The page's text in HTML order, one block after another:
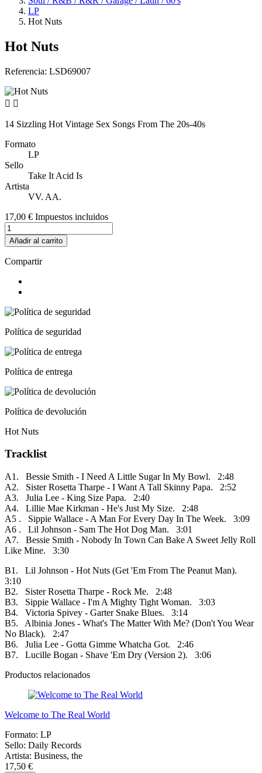
LP
Hot Nuts
Hot Nuts
Referencia: LSD69007
 
14 Sizzling Hot Vintage Sex Songs From The 20s-40s
Formato
LP
Sello
Take It Acid Is
Artista
VV. AA.
17,00 € Impuestos incluidos
Añadir al carrito
Compartir
Política de seguridad
Política de entrega
Política de devolución
Hot Nuts
Tracklist
A1. Bessie Smith - I Need A Little Sugar In My Bowl. 2:48
A2. Sister Rosetta Tharpe - I Want A Tall Skinny Papa. 2:52
A3. Julia Lee - King Size Papa. 2:40
A4. Lillie Mae Kirkman - He's Just My Size. 2:48
A5 . Sippie Wallace - A Man For Every Day In The Week. 3:09
A6 . Lil Johnson - Sam The Hot Dog Man. 3:01
A7. Bessie Smith - Nobody In Town Can Bake A Sweet Jelly Roll
Like Mine. 3:30
B1. Lil Johnson - Hot Nuts (Get 'Em From The Peanut Man).
3:10
B2. Sister Rosetta Tharpe - Rock Me. 2:48
B3. Sippie Wallace - I'm A Mighty Tight Woman. 3:03
B4. Victoria Spivey - Garter Snake Blues. 3:14
B5. Albinia Jones - What's The Matter With Me? (Don't You Wear
No Black). 2:47
B6. Julia Lee - Gotta Gimme Whatcha Got. 2:46
B7. Lucille Bogan - Shave 'Em Dry (Version 2). 3:06
Productos relacionados
Welcome to The Real World
Formato: LP
Sello: Daily Records
Artista: Business, the
17,50 €